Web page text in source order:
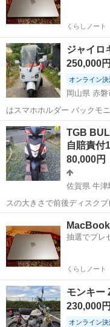
くらしノート
ジャイロ
250,000円
オンライン決
岡山県 赤磐
はスマホホルダー バックモ
ト グリップ…
岡山 赤磐市
TGB BULLET RR 原付 49cc スクーター
自賠責
80,000円
佐賀県 牛津
スの大きさで前後ディスク
す。不具合は前後タ…
抽選でプレ
くらしノート
モンキー
230,000円
オンライン決